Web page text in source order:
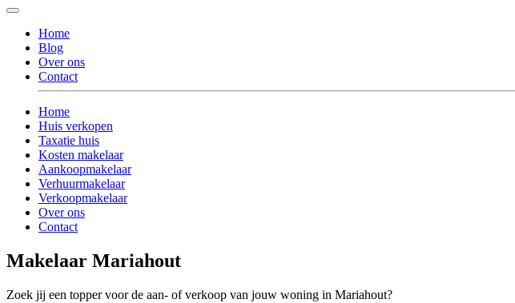
Home
Blog
Over ons
Contact
Home
Huis verkopen
Taxatie huis
Kosten makelaar
Aankoopmakelaar
Verhuurmakelaar
Verkoopmakelaar
Over ons
Contact
Makelaar Mariahout
Zoek jij een topper voor de aan- of verkoop van jouw woning in Mariahout?